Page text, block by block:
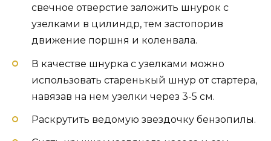
свечное отверстие заложить шнурок с
узелками в цилиндр, тем застопорив
движение поршня и коленвала.
В качестве шнурка с узелками можно
использовать старенькый шнур от стартера,
навязав на нем узелки через 3-5 см.
Раскрутить ведомую звездочку бензопилы.